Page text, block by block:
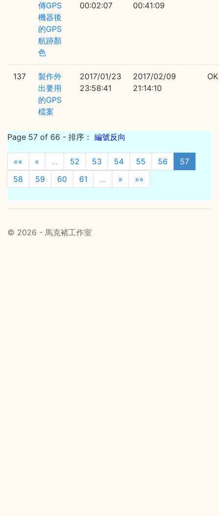
傳GPS
機器後
的GPS
航跡顏
色
00:02:07 00:41:09
137
製作外
出要用
的GPS
檔案
2017/01/23
23:58:41
2017/02/09
21:14:10
OK
Page 57 of 66 - 排序： 編號反向
«« « … 52 53 54 55 56
57
58
59 60 61 … » »»
© 2026 - 馬克褚工作室